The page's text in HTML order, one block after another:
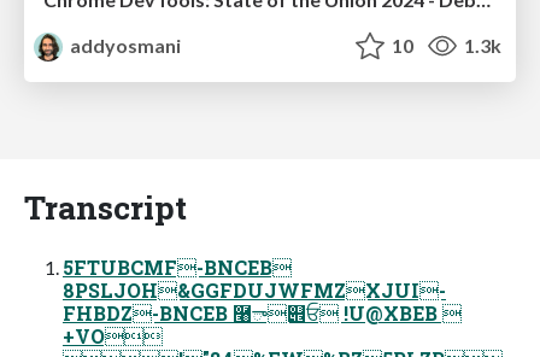
addyosmani
10 1.3k
Transcript
5FTUBCMF-BNCEB
8PSLJOH&GGFDUJWFMZXJUI-
FHBDZ-BNCEB ࿨ా୎ਓ !U@XBEB 
+VO